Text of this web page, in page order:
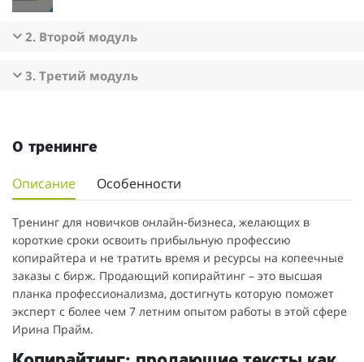
2. Второй модуль
3. Третий модуль
О тренинге
Описание Особенности
Тренинг для новичков онлайн-бизнеса, желающих в
короткие сроки освоить прибыльную профессию
копирайтера и не тратить время и ресурсы на копеечные
заказы с бирж. Продающий копирайтинг – это высшая
планка профессионализма, достигнуть которую поможет
эксперт с более чем 7 летним опытом работы в этой сфере
Ирина Прайм.